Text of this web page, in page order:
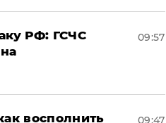
РФ: ГСЧС
09:57
восполнить
09:47